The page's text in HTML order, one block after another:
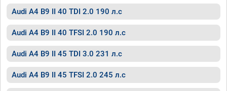
Audi A4 B9 II 40 TDI 2.0 190 л.с
Audi A4 B9 II 40 TFSI 2.0 190 л.с
Audi A4 B9 II 45 TDI 3.0 231 л.с
Audi A4 B9 II 45 TFSI 2.0 245 л.с